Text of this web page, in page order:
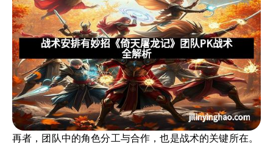
再者，团队中的角色分工与合作，也是战术的关键所在。